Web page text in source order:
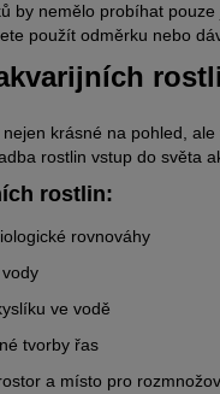
by nemělo probíhat
použít odměrku nebo
krásné na pohled,
rostlin vstup do světa
rostlin:
rovnováhy
ve vodě
tvorby řas
a místo pro